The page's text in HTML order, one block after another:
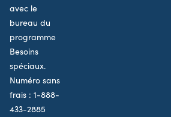
avec le
bureau du
programme
Besoins
spéciaux.
Numéro sans
frais : 1-888-
433-2885